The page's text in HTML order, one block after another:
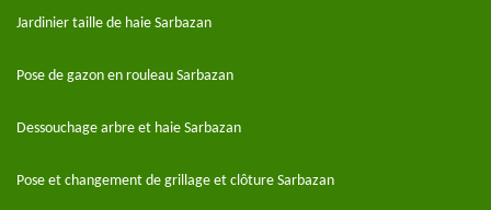
Jardinier taille de haie Sarbazan
Pose de gazon en rouleau Sarbazan
Dessouchage arbre et haie Sarbazan
Pose et changement de grillage et clôture Sarbazan